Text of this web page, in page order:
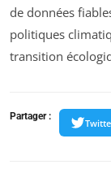
de données
politiques
transition
Partager :